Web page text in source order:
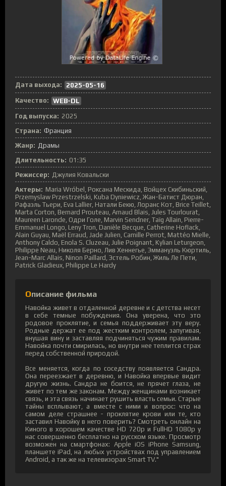
Дата выхода:
2025-05-16
Качество: WEB-DL
Год выпуска: 2025
Страна: Франция
Жанр: Драмы
Длительность: 01:35
Режиссер: Джулия Ковальски
Актеры: Maria Wróbel, Роксана Мескида, Войцех Скибиньский,
Przemyslaw Przestrzelski, Kuba Dyniewicz, Жан-Батист Дюран,
Рафаэль Тьери, Eva Lallier, Натали Бекю, Лоранс Кот, Brice Teillet,
Marta Corton, Bernard Prouteau, Arnaud Blais, Jules Tourlourat,
Maureen Laronde, Одри Голе, Marvin Sendner, Taïg Allain, Pierre-
Emmanuel Longo, Leny Tron, Danièle Becque, Catherine Hoflack,
Alain Guyau, Maël Erraud, Jade Julien, Camille Perrot, Mattéo Mielle,
Anthony Caldo, Enola S. Cluzeau, Julie Poignant, Kylian Leturgeon,
Philippe Neau, Николя Берно, Лив Хеннегье, Эммануэль Кюртиль,
Jean-Marc Allais, Ninon Paillard, Эстель Робин, Жиль Ле Пети,
Patrick Gladieux, Philippe Le Hardy
Описание фильма
Навойка живет в отдаленной деревне и с детства несет
в себе темные побуждения. Она уверена, что это
родовое проклятие, и семья поддерживает эту веру.
Родные держат ее под жестким контролем, запугивая,
внушая вину и заставляя подчиняться чужим правилам.
Навойка почти смирилась, но внутри нее теплится страх
перед собственной природой.
Все меняется, когда по соседству появляется Сандра.
Она переезжает в деревню, и Навойка впервые видит
другую жизнь. Сандра не боится, не прячет глаза, не
живет по тем же законам. Между женщинами возникает
связь, и эта связь начинает рушить власть семьи. Старые
тайны всплывают, а вместе с ними и вопрос: что на
самом деле страшнее - проклятие крови или те, кто
заставил Навойку в него поверить? Смотреть онлайн на
Киного в хорошем качестве HD 720p и FullHD 1080p у
нас совершенно бесплатно на русском языке. Просмотр
возможен на смартфонах: Apple iOS iPhone Samsung,
планшете iPad, на любых устройствах под управлением
Android, а так же на телевизорах Smart TV."